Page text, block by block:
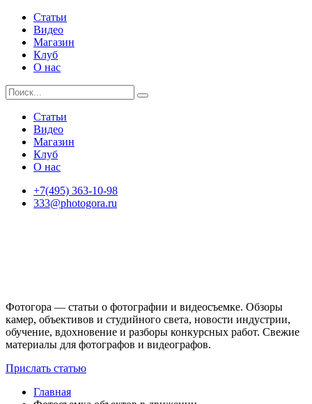
Статьи
Видео
Магазин
Клуб
О нас
Статьи
Видео
Магазин
Клуб
О нас
+7(495) 363-10-98
333@photogora.ru
Фотогора — статьи о фотографии и видеосъемке. Обзоры
камер, объективов и студийного света, новости индустрии,
обучение, вдохновение и разборы конкурсных работ. Свежие
материалы для фотографов и видеографов.
Прислать статью
Главная